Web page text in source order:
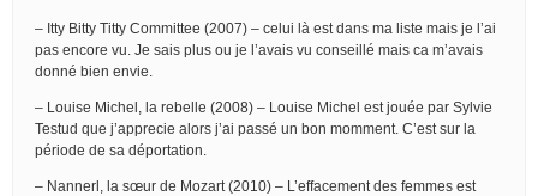
– Itty Bitty Titty Committee (2007) – celui là est dans ma liste mais je l’ai
pas encore vu. Je sais plus ou je l’avais vu conseillé mais ca m’avais
donné bien envie.
– Louise Michel, la rebelle (2008) – Louise Michel est jouée par Sylvie
Testud que j’apprecie alors j’ai passé un bon momment. C’est sur la
période de sa déportation.
– Nannerl, la sœur de Mozart (2010) – L’effacement des femmes est